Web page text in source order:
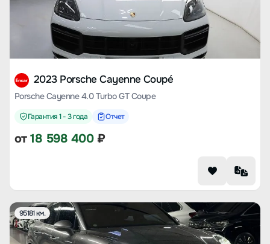
2023 Porsche Cayenne Coupé
Porsche Cayenne 4.0 Turbo GT Coupe
Гарантия 1 - 3 года Отчет
от18 598 400₽
95181 км.